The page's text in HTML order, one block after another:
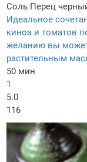
Соль Перец
Идеальное
киноа и томатов
желанию вы
растительным
50 мин
1
5.0
116